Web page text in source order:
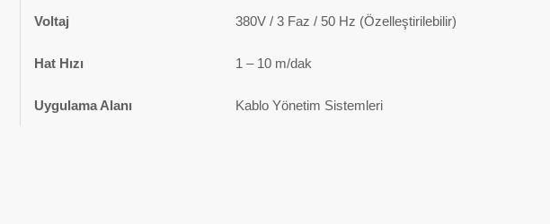
Voltaj 380V / 3 Faz / 50 Hz (Özelleştirilebilir)
Hat Hızı 1 – 10 m/dak
Uygulama Alanı Kablo Yönetim Sistemleri